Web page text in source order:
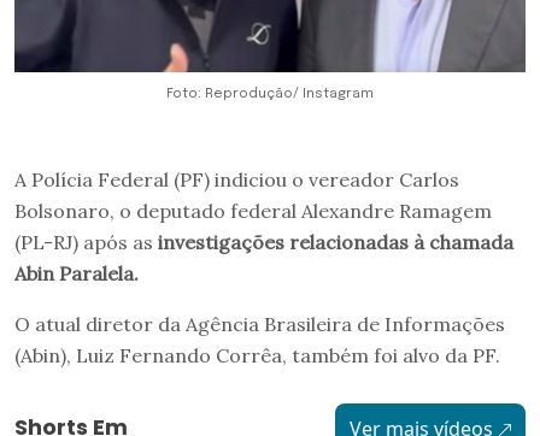
Foto: Reprodução/ Instagram
A Polícia Federal (PF) indiciou o vereador Carlos
Bolsonaro, o deputado federal Alexandre Ramagem
(PL-RJ) após as investigações relacionadas à chamada
Abin Paralela.
O atual diretor da Agência Brasileira de Informações
(Abin), Luiz Fernando Corrêa, também foi alvo da PF.
Shorts Em
Ver mais vídeos